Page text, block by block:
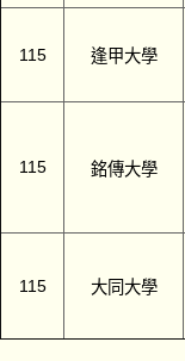
115 逢甲大學
115 銘傳大學
115 大同大學